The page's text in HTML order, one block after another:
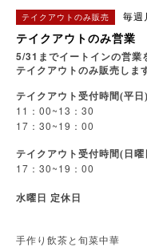
テイクアウトのみ販売 毎週
テイクアウトのみ営業
5/31 までイートインの営業
テイクアウトのみ販売しま
テイクアウト受付時間(平日)
11 ： 00~13 ： 30
17 ： 30~19 ： 00
テイクアウト受付時間(日曜
17 ： 30~19 ： 00
水曜日 定休日
手作り飲茶と旬菜中華